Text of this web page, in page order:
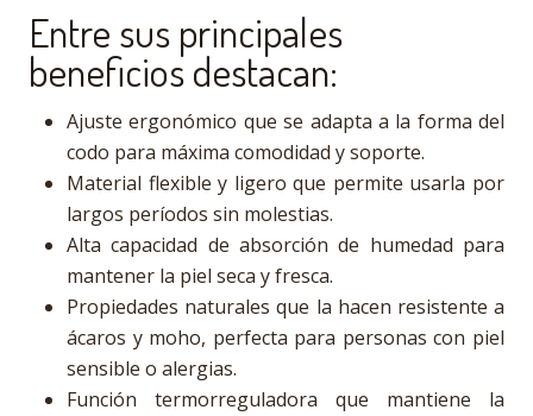
Entre sus principales
beneficios destacan:
Ajuste ergonómico que se adapta a la forma del
codo para máxima comodidad y soporte.
Material flexible y ligero que permite usarla por
largos períodos sin molestias.
Alta capacidad de absorción de humedad para
mantener la piel seca y fresca.
Propiedades naturales que la hacen resistente a
ácaros y moho, perfecta para personas con piel
sensible o alergias.
Función termorreguladora que mantiene la